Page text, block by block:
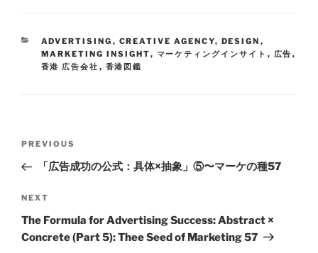
ADVERTISING , CREATIVE AGENCY, DESIGN ,
MARKETING INSIGHT, マーケティングインサイト , 広告 ,
香港 広告会社 , 香港図鑑
PREVIOUS
「広告成功の公式：具体×抽象」⑤〜マーケの種57
NEXT
The Formula for Advertising Success: Abstract ×
Concrete (Part 5): Thee Seed of Marketing 57